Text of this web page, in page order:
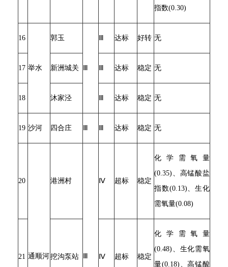
指数(0.30)
16
举水
郭玉 达标 好转 无
17 新洲城关 达标 稳定 无
18 沐家泾 达标 稳定 无
19 沙河 四合庄 达标 稳定 无
20
通顺河
港洲村 Ⅳ 超标 稳定
化学需氧量
(0.35)、高锰酸盐
指数(0.13)、生化
需氧量(0.08)
21 挖沟泵站 Ⅳ 超标 稳定
化学需氧量
(0.48)、生化需氧
量(0.18)、高锰酸